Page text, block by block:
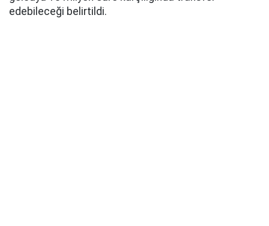
edebileceği belirtildi.